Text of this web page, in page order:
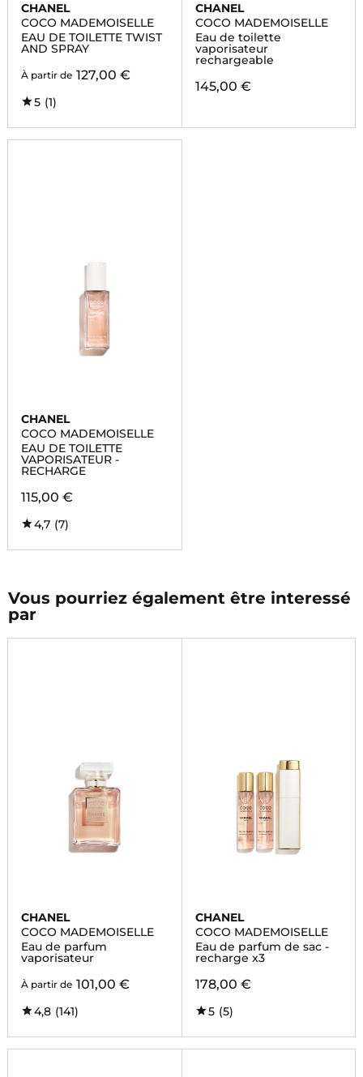
CHANEL
COCO MADEMOISELLE
EAU DE TOILETTE TWIST
AND SPRAY
À partir de 127,00 €
5 (1)
CHANEL
COCO MADEMOISELLE
Eau de toilette
vaporisateur
rechargeable
145,00 €
CHANEL
COCO MADEMOISELLE
EAU DE TOILETTE
VAPORISATEUR -
RECHARGE
115,00 €
4,7 (7)
Vous pourriez également être interessé
par
CHANEL
COCO MADEMOISELLE
Eau de parfum
vaporisateur
À partir de 101,00 €
4,8 (141)
CHANEL
COCO MADEMOISELLE
Eau de parfum de sac -
recharge x3
178,00 €
5 (5)